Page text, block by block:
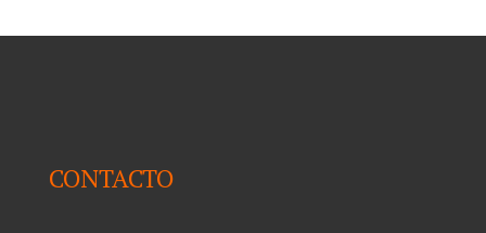
CONTACTO